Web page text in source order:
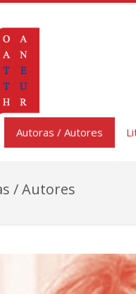
Autoras / Autores
/ Autores